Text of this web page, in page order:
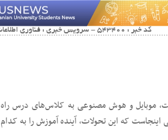
کد خبر : 543400 - سرویس خبری : فناوری اطلاعات
موبایل و هوش مصنوعی به کلاس‌های درس راه
که این تحولات، آینده آموزش را به کدام